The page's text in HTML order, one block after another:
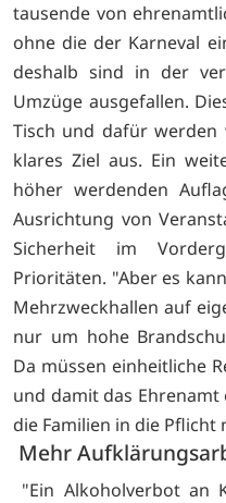
tausende von
ohne die der Karneval
deshalb sind in der
Umzüge ausgefallen.
Tisch und dafür
klares Ziel aus. Ein
höher werdenden
Ausrichtung von
Sicherheit im
Prioritäten. "Aber es
Mehrzweckhallen auf
nur um hohe
Da müssen einheitliche
und damit das Ehrenamt
die Familien in die Pflicht
Mehr
"Ein Alkoholverbot an